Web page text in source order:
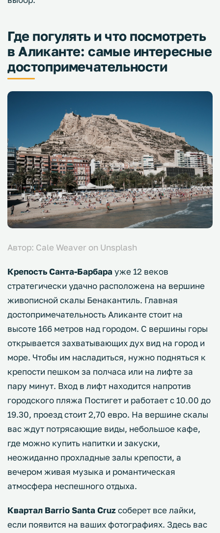
Где погулять и что посмотреть
в Аликанте: самые интересные
достопримечательности
Автор: Cale Weaver on Unsplash
Крепость Санта-Барбарауже 12 веков
стратегически удачно расположена на вершине
живописной скалы Бенакантиль. Главная
достопримечательность Аликанте стоит на
высоте 166 метров над городом. С вершины горы
открывается захватывающих дух вид на город и
море. Чтобы им насладиться, нужно подняться к
крепости пешком за полчаса или на лифте за
пару минут. Вход в лифт находится напротив
городского пляжа Постигет и работает с 10.00 до
19.30, проезд стоит 2,70 евро. На вершине скалы
вас ждут потрясающие виды, небольшое кафе,
где можно купить напитки и закуски,
неожиданно прохладные залы крепости, а
вечером живая музыка и романтическая
атмосфера неспешного отдыха.
Квартал Barrio Santa Cruzсоберет все лайки,
если появится на ваших фотографиях. Здесь вас